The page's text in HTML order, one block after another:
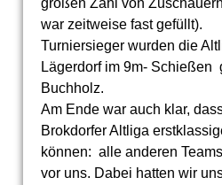
war zeitweise fast gefüllt).
Turniersieger wurden die
Lägerdorf im 9m- Schießen
Buchholz.
Am Ende war auch klar,
Brokdorfer Altliga
können: alle anderen
vor uns. Dabei hatten wir